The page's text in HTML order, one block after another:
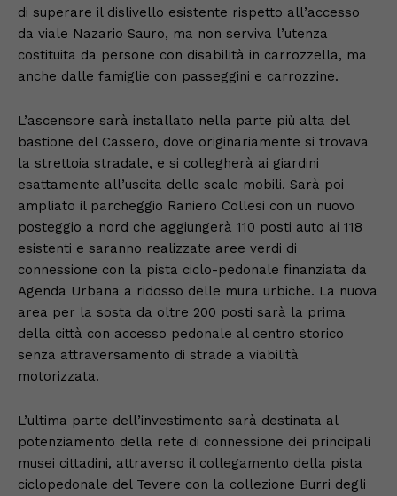
di superare il dislivello esistente rispetto all’accesso
da viale Nazario Sauro, ma non serviva l’utenza
costituita da persone con disabilità in carrozzella, ma
anche dalle famiglie con passeggini e carrozzine.
L’ascensore sarà installato nella parte più alta del
bastione del Cassero, dove originariamente si trovava
la strettoia stradale, e si collegherà ai giardini
esattamente all’uscita delle scale mobili. Sarà poi
ampliato il parcheggio Raniero Collesi con un nuovo
posteggio a nord che aggiungerà 110 posti auto ai 118
esistenti e saranno realizzate aree verdi di
connessione con la pista ciclo-pedonale finanziata da
Agenda Urbana a ridosso delle mura urbiche. La nuova
area per la sosta da oltre 200 posti sarà la prima
della città con accesso pedonale al centro storico
senza attraversamento di strade a viabilità
motorizzata.
L’ultima parte dell’investimento sarà destinata al
potenziamento della rete di connessione dei principali
musei cittadini, attraverso il collegamento della pista
ciclopedonale del Tevere con la collezione Burri degli